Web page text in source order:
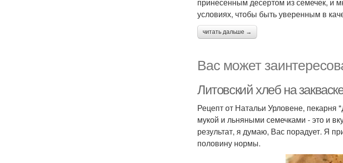
условиях, чтобы быть уверенным в
читать дальше →
Вас может
Литовский хлеб на
Рецепт от Натальи Урловене,
мукой и льняными семечками - это и
результат, я думаю, Вас порадует. Я
половину нормы.